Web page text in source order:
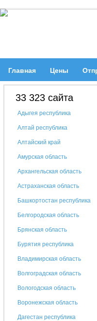
Главная Цены
33 323 сайта
Адыгея республика
Алтай республика
Алтайский край
Амурская область
Архангельская область
Астраханская область
Башкортостан республика
Белгородская область
Брянская область
Бурятия республика
Владимирская область
Волгоградская область
Вологодская область
Воронежская область
Дагестан республика